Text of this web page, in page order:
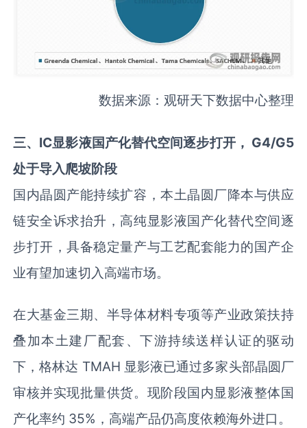
数据来源：观研天下数据中心整理
三、IC显影液国产化替代空间逐步打开， G4/G5
处于导入爬坡阶段
国内晶圆产能持续扩容，本土晶圆厂降本与供应
链安全诉求抬升，高纯显影液国产化替代空间逐
步打开，具备稳定量产与工艺配套能力的国产企
业有望加速切入高端市场。
在大基金三期、半导体材料专项等产业政策扶持
叠加本土建厂配套、下游持续送样认证的驱动
下，格林达 TMAH 显影液已通过多家头部晶圆厂
审核并实现批量供货。现阶段国内显影液整体国
产化率约 35%，高端产品仍高度依赖海外进口。